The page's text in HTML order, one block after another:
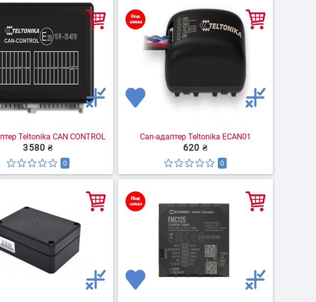
Мониторинг контейнерных
перевозок
Идентификация водителей
Teltonika CAN CONTROL
3580 ₴
0
Can-адаптер Teltonika ECAN01
620 ₴
0